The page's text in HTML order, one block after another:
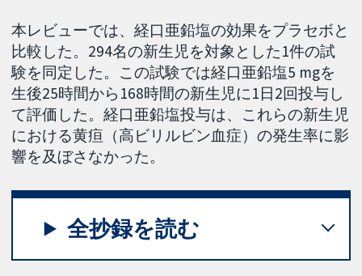
本レビューでは、経口亜鉛塩の効果をプラセボと
比較した。294名の新生児を対象とした1件の試
験を同定した。この試験では経口亜鉛塩5 mgを
生後25時間から168時間の新生児に1日2回投与し
て評価した。経口亜鉛塩投与は、これらの新生児
における黄疸（高ビリルビン血症）の発生率に影
響を及ぼさなかった。
全抄録を読む